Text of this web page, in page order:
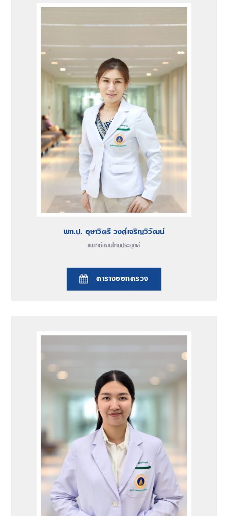
แพทย์แผนไทยประยุกต์
พท.ป. อุษาวิตรี วงศ์เจริญวิวัฒน์
ตารางออกตรวจ